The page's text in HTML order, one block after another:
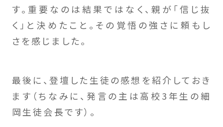
す。重要なのは結果ではなく、親が「信じ抜
く」と決めたこと。その覚悟の強さに頼もし
さを感じました。
最後に、登壇した生徒の感想を紹介しておき
ます（ちなみに、発言の主は高校3年生の細
岡生徒会長です）。